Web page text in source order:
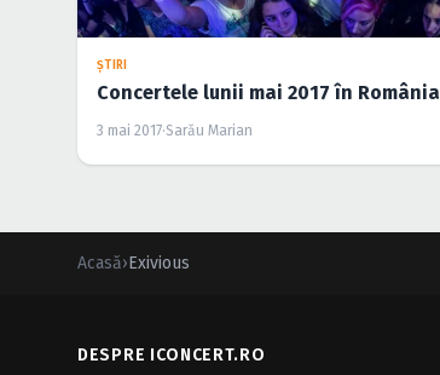
ŞTIRI
Concertele lunii mai 2017 în România
3 mai 2017·Sarău Marian
Acasă›Exivious
DESPRE ICONCERT.RO